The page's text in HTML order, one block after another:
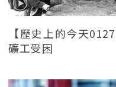
【歷史上的今天
礦工受困